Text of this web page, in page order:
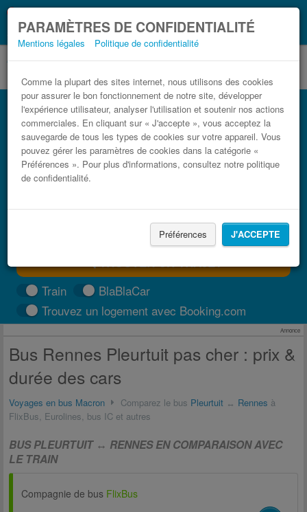
PARAMÈTRES DE CONFIDENTIALITÉ
Mentions légales Politique de confidentialité
Comme la plupart des sites internet, nous utilisons des cookies
pour assurer le bon fonctionnement de notre site, développer
l'expérience utilisateur, analyser l'utilisation et soutenir nos actions
commerciales. En cliquant sur « J'accepte », vous acceptez la
sauvegarde de tous les types de cookies sur votre appareil. Vous
pouvez gérer les paramètres de cookies dans la catégorie «
Préférences ». Pour plus d'informations, consultez notre politique
de confidentialité.
Préférences J'ACCEPTE
Coronavirus (COVID-19):Ce que vous devez
savoir, lorsque vous voyagez
Bus Pleurtuit Rennes pas cher
Trouvez votre billet de bus moins cher
TROUVER UN TRAJET
Train
BlaBlaCar
Trouvez un logement avec Booking.com
Annonce
Bus Rennes Pleurtuit pas cher : prix &
durée des cars
Voyages en bus Macron Comparez le bus Pleurtuit ↔ Rennes à
FlixBus, Eurolines, bus IC et autres
BUS PLEURTUIT ↔ RENNES EN COMPARAISON AVEC
LE TRAIN
Compagnie de bus FlixBus